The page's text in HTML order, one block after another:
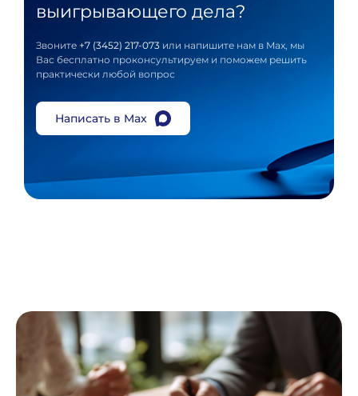
выигрывающего дела?
Звоните +7 (3452) 217-073 или напишите нам в Max, мы
Вас бесплатно проконсультируем и поможем решить
практически любой вопрос
Написать в Max